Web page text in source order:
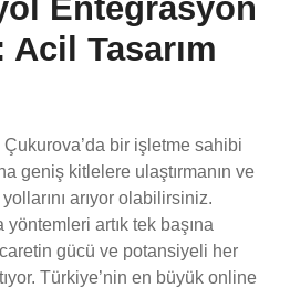
Entegrasyon
Tasarım
Çukurova’da bir işletme sahibi
geniş kitlelere ulaştırmanın ve
yollarını arıyor olabilirsiniz.
artık tek başına
gücü ve potansiyeli her
Türkiye’nin en büyük online